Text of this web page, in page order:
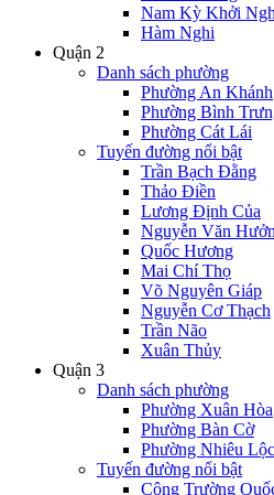
Nam Kỳ Khởi
Hàm Nghi
Quận 2
Danh sách phường
Phường An Khánh
Phường Bình
Phường Cát Lái
Tuyến đường nổi bật
Trần Bạch Đằng
Thảo Điền
Lương Định Của
Nguyễn Văn
Quốc Hương
Mai Chí Thọ
Võ Nguyên Giáp
Nguyễn Cơ Thạch
Trần Não
Xuân Thủy
Quận 3
Danh sách phường
Phường Xuân Hòa
Phường Bàn Cờ
Phường Nhiêu Lộc
Tuyến đường nổi bật
Công Trường